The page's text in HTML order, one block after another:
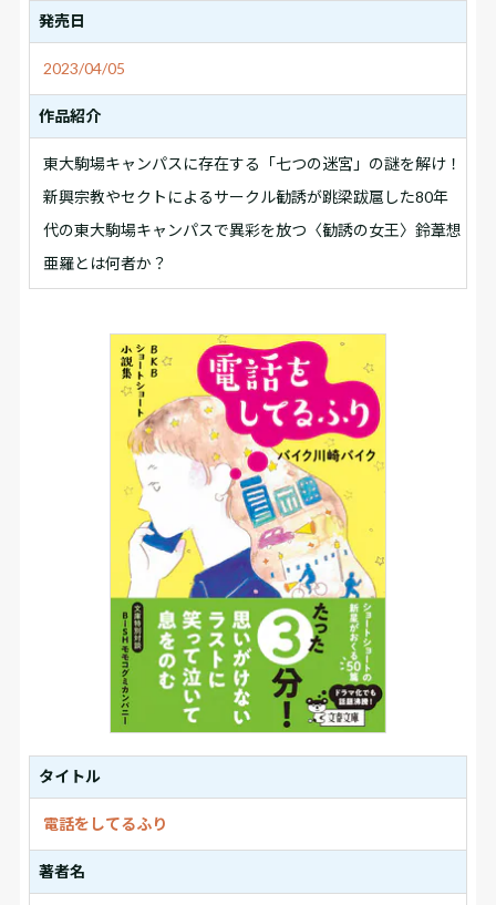
発売日
2023/04/05
作品紹介
東大駒場キャンパスに存在する「七つの迷宮」の謎を解け！
新興宗教やセクトによるサークル勧誘が跳梁跋扈した80年
代の東大駒場キャンパスで異彩を放つ〈勧誘の女王〉鈴葦想
亜羅とは何者か？
タイトル
電話をしてるふり
著者名